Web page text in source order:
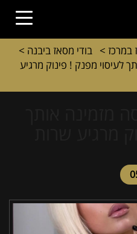
במרכז > בודי מסאז ביבנה >
לעיסוי מפנק ! פינוק מרגיע